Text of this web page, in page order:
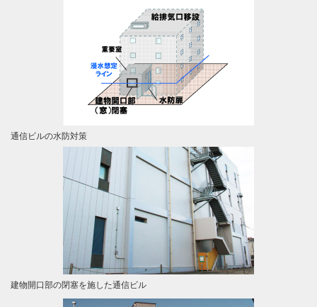
通信ビルの水防対策
建物開口部の閉塞を施した通信ビル